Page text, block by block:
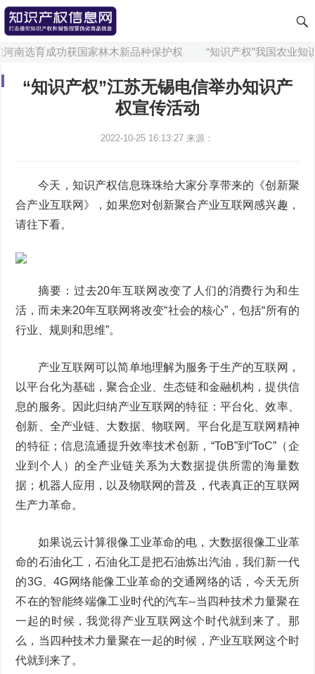
育成功获国家林木新品种保护权 “知识产权”我国农业知识产
“知识产权”江苏无锡电信举办知识产
权宣传活动
2022-10-25 16:13:27 来源：
今天，知识产权信息珠珠给大家分享带来的《创新聚
合产业互联网》，如果您对创新聚合产业互联网感兴趣，
请往下看。
摘要：过去20年互联网改变了人们的消费行为和生
活，而未来20年互联网将改变“社会的核心”，包括“所有的
行业、规则和思维”。
产业互联网可以简单地理解为服务于生产的互联网，
以平台化为基础，聚合企业、生态链和金融机构，提供信
息的服务。因此归纳产业互联网的特征：平台化、效率、
创新、全产业链、大数据、物联网。平台化是互联网精神
的特征；信息流通提升效率技术创新，“ToB”到“ToC”（企
业到个人）的全产业链关系为大数据提供所需的海量数
据；机器人应用，以及物联网的普及，代表真正的互联网
生产力革命。
如果说云计算很像工业革命的电，大数据很像工业革
命的石油化工，石油化工是把石油炼出汽油，我们新一代
的3G、4G网络能像工业革命的交通网络的话，今天无所
不在的智能终端像工业时代的汽车--当四种技术力量聚在
一起的时候，我觉得产业互联网这个时代就到来了。那
么，当四种技术力量聚在一起的时候，产业互联网这个时
代就到来了。